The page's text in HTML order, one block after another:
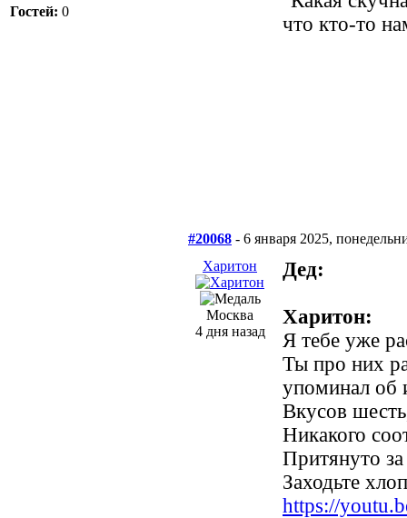
Гостей: 0
что кто-то
#20068 - 6 января 2025,
Харитон
Москва
4 дня назад
Дед:
Харитон:
Я тебе уже
Ты про них
упоминал об
Вкусов
Никакого
Притянуто
Заходьте
https://